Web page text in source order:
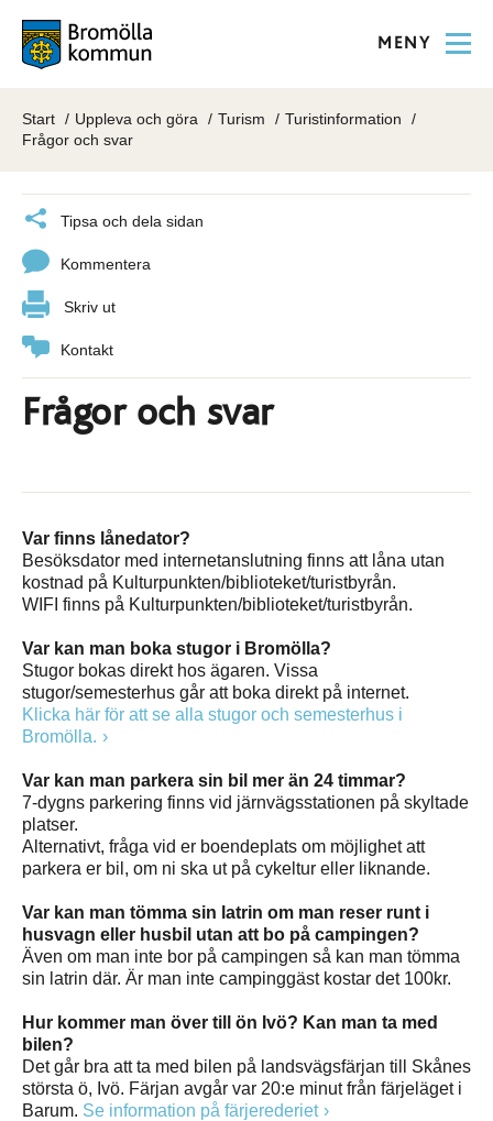
MENY
Start Uppleva och göra Turism
Turistinformation
Frågor och svar
Tipsa och dela sidan
Kommentera
Skriv ut
Kontakt
Frågor och svar
Var finns lånedator?
Besöksdator med internetanslutning finns att låna utan
kostnad på Kulturpunkten/biblioteket/turistbyrån.
WIFI finns på Kulturpunkten/biblioteket/turistbyrån.
Var kan man boka stugor i Bromölla?
Stugor bokas direkt hos ägaren. Vissa
stugor/semesterhus går att boka direkt på internet.
Klicka här för att se alla stugor och semesterhus i
Bromölla.
Var kan man parkera sin bil mer än 24 timmar?
7-dygns parkering finns vid järnvägsstationen på skyltade
platser.
Alternativt, fråga vid er boendeplats om möjlighet att
parkera er bil, om ni ska ut på cykeltur eller liknande.
Var kan man tömma sin latrin om man reser runt i
husvagn eller husbil utan att bo på campingen?
Även om man inte bor på campingen så kan man tömma
sin latrin där. Är man inte campinggäst kostar det 100kr.
Hur kommer man över till ön Ivö? Kan man ta med
bilen?
Det går bra att ta med bilen på landsvägsfärjan till Skånes
största ö, Ivö. Färjan avgår var 20:e minut från färjeläget i
Barum. Se information på färjerederiet